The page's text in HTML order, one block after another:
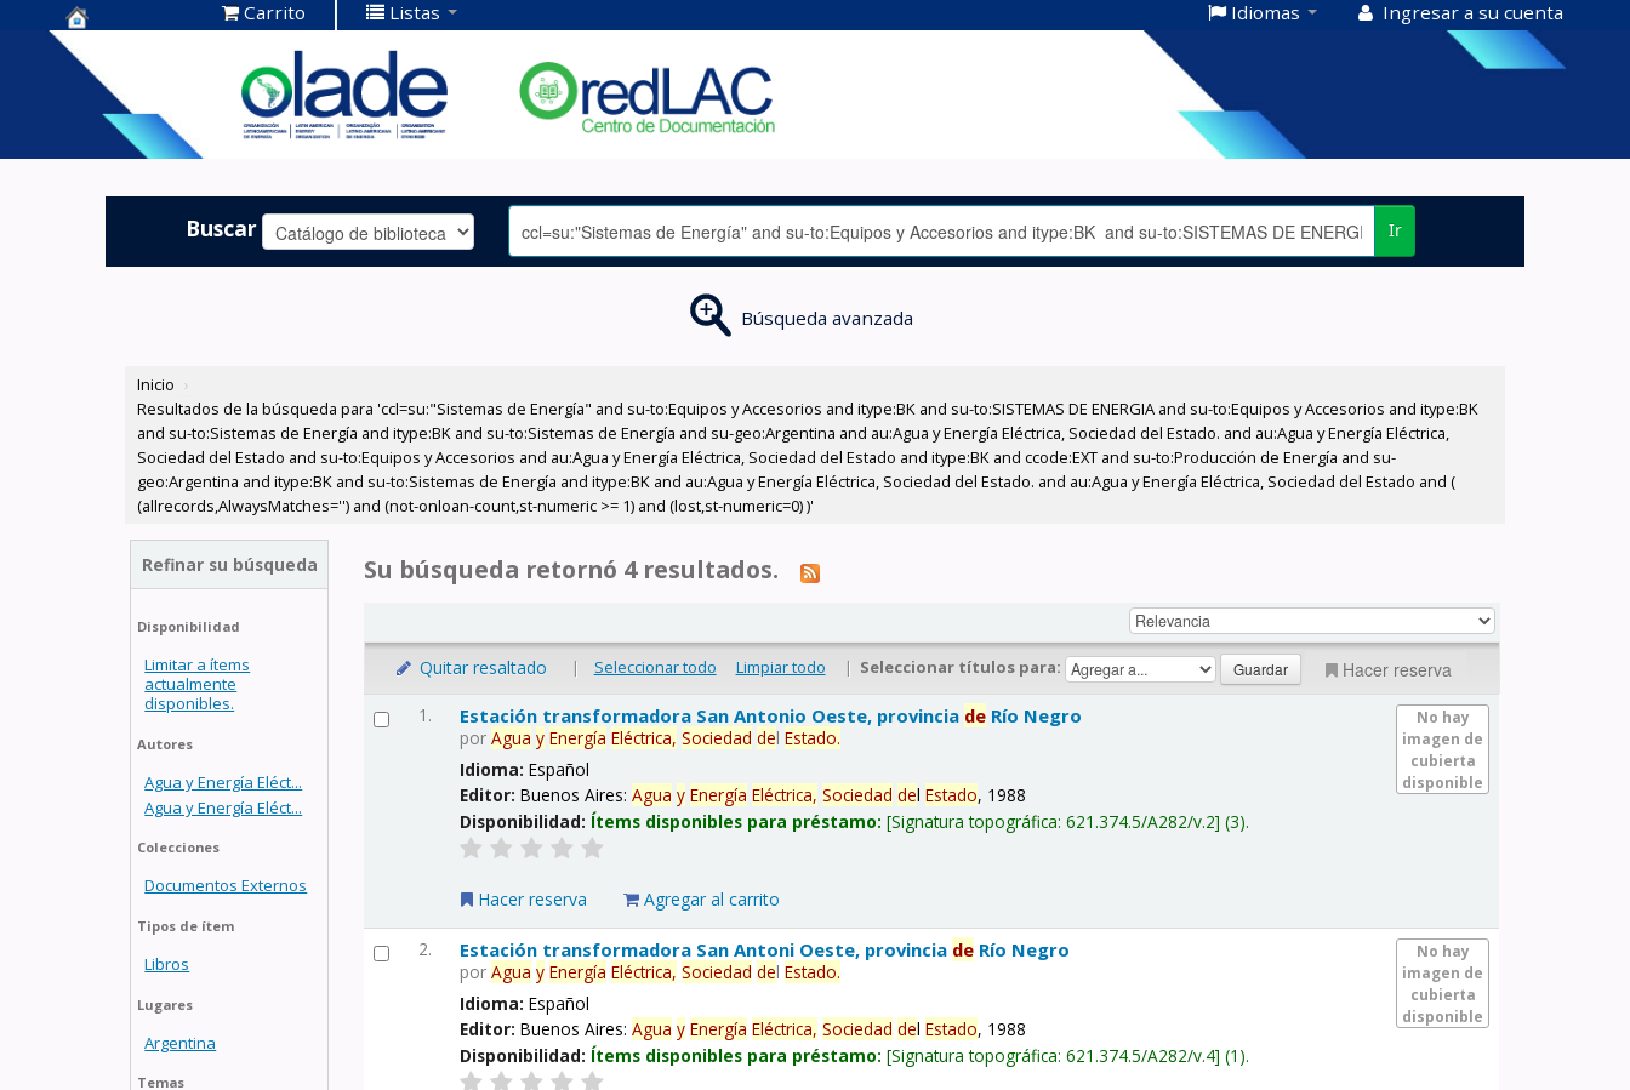
Centro de
Documentación
OLADE -
Carrito Listas Idiomas Ingresar a su cuenta
Buscar Ir
Búsqueda avanzada
Inicio ›
Resultados de la búsqueda para 'ccl=su:"Sistemas de Energía" and su-to:Equipos y Accesorios and itype:BK and su-to:SISTEMAS DE ENERGIA and su-to:Equipos y Accesorios and itype:BK
and su-to:Sistemas de Energía and itype:BK and su-to:Sistemas de Energía and su-geo:Argentina and au:Agua y Energía Eléctrica, Sociedad del Estado. and au:Agua y Energía Eléctrica,
Sociedad del Estado and su-to:Equipos y Accesorios and au:Agua y Energía Eléctrica, Sociedad del Estado and itype:BK and ccode:EXT and su-to:Producción de Energía and su-
geo:Argentina and itype:BK and su-to:Sistemas de Energía and itype:BK and au:Agua y Energía Eléctrica, Sociedad del Estado. and au:Agua y Energía Eléctrica, Sociedad del Estado and (
(allrecords,AlwaysMatches='') and (not-onloan-count,st-numeric >= 1) and (lost,st-numeric=0) )'
Refinar su búsqueda
Disponibilidad
Limitar a ítems
actualmente
disponibles.
Autores
Agua y Energía Eléct...
Agua y Energía Eléct...
Colecciones
Documentos Externos
Tipos de ítem
Libros
Lugares
Argentina
Temas
Su búsqueda retornó 4 resultados.
Quitar resaltado | Seleccionar todo Limpiar todo | Seleccionar títulos para: Hacer reserva
1.
No hay
imagen de
cubierta
disponible
Estación transformadora San Antonio Oeste, provincia de Río Negro
porAgua y Energía Eléctrica, Sociedad delEstado.
Idioma:Español
Editor:Buenos Aires:Agua y Energía Eléctrica, Sociedad delEstado, 1988
Disponibilidad: Ítems disponibles para préstamo: Signatura topográfica:621.374.5/A282/v.2 (3).
Hacer reserva Agregar al carrito
2.
No hay
imagen de
cubierta
disponible
Estación transformadora San Antoni Oeste, provincia de Río Negro
porAgua y Energía Eléctrica, Sociedad delEstado.
Idioma:Español
Editor:Buenos Aires:Agua y Energía Eléctrica, Sociedad delEstado, 1988
Disponibilidad: Ítems disponibles para préstamo: Signatura topográfica:621.374.5/A282/v.4 (1).